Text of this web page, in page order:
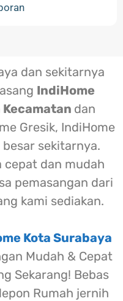
dan sekitarnya
IndiHome
dan
Gresik, IndiHome
sekitarnya.
cepat dan mudah
pemasangan dari
kami sediakan.
Kota Surabaya
Mudah & Cepat
Sekarang! Bebas
Rumah jernih